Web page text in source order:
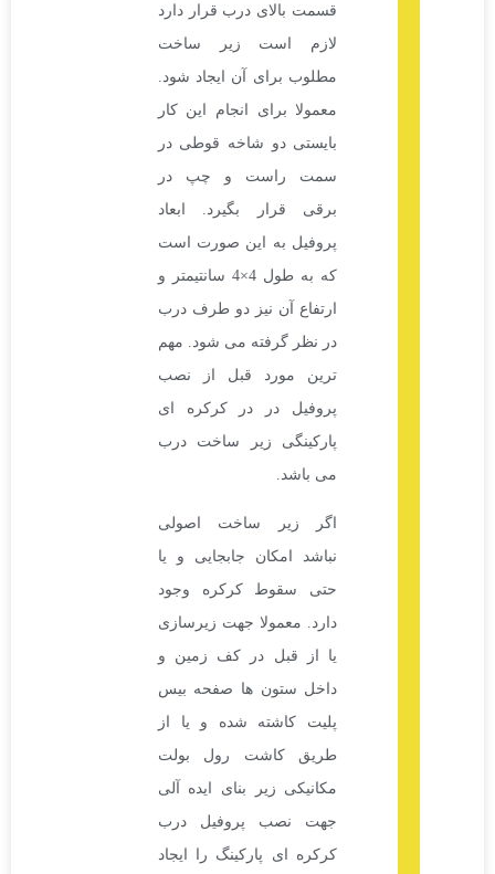
قسمت بالای درب قرار دارد
لازم است زیر ساخت
مطلوب برای آن ایجاد شود.
معمولا برای انجام این کار
بایستی دو شاخه قوطی در
سمت راست و چپ در
برقی قرار بگیرد. ابعاد
پروفیل به این صورت است
که به طول 4×4 سانتیمتر و
ارتفاع آن نیز دو طرف درب
در نظر گرفته می شود. مهم
ترین مورد قبل از نصب
پروفیل در در کرکره ای
پارکینگی زیر ساخت درب
اگر زیر ساخت اصولی
نباشد امکان جابجایی و یا
حتی سقوط کرکره وجود
دارد. معمولا جهت زیرسازی
یا از قبل در کف زمین و
داخل ستون ها صفحه بیس
پلیت کاشته شده و یا از
طریق کاشت رول بولت
مکانیکی زیر بنای ایده آلی
جهت نصب پروفیل درب
کرکره ای پارکینگ را ایجاد